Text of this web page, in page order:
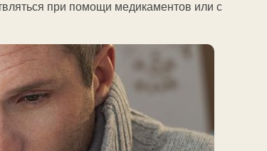
при помощи медикаментов или с